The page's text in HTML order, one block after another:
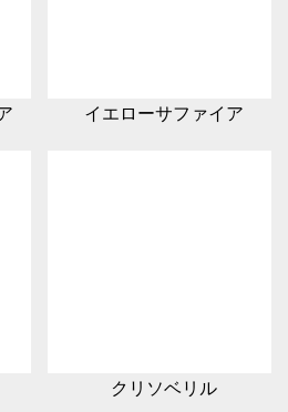
イエローサファイア
クリソベリル